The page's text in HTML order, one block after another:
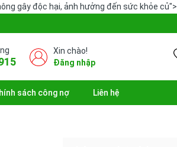
gây độc hại, ảnh hưởng đến sức khỏe củ">
Xin chào!
Đăng nhập
sách công nợ Liên hệ